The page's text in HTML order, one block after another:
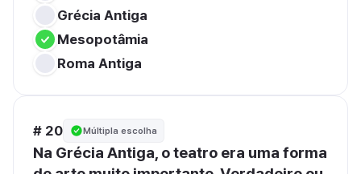
Grécia Antiga
Mesopotâmia
Roma Antiga
# 20 Múltipla escolha
Na Grécia Antiga, o teatro era uma forma